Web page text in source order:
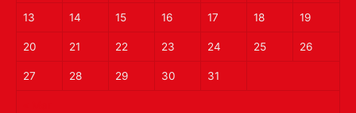
13 14 15 16 17 18 19
20 21 22 23 24 25 26
27 28 29 30 31